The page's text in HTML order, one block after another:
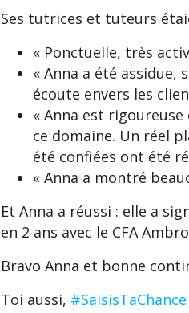
Ses tutrices et tuteurs
« Ponctuelle, très
« Anna a été assidue,
écoute envers les
« Anna est
ce domaine. Un réel
été confiées ont été
« Anna a montré
Et Anna a réussi : elle a
en 2 ans avec le CFA
Bravo Anna et bonne
Toi aussi, #SaisisTaChance